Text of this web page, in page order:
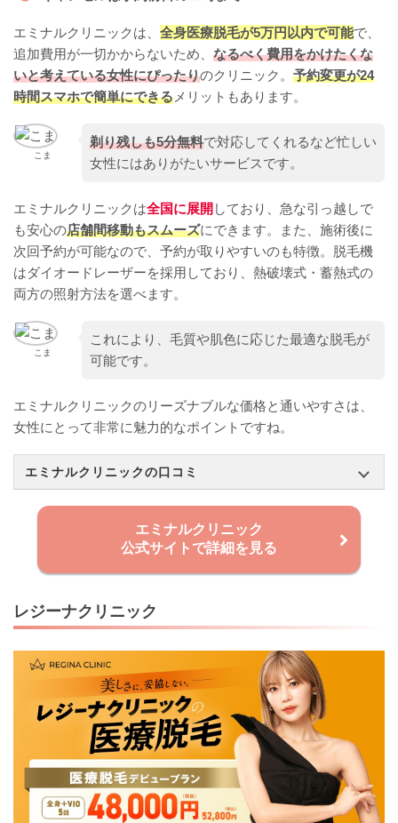
エミナルクリニックは、 全身医療脱毛が5万円以内で可能で、
追加費用が一切かからないため、 なるべく費用をかけたくな
いと考えている女性にぴったりのクリニック。 予約変更が24
時間スマホで簡単にできる メリットもあります。
こま
剃り残しも5分無料で対応してくれるなど忙しい
女性にはありがたいサービスです。
エミナルクリニックは全国に展開 しており、急な引っ越しで
も安心の店舗間移動もスムーズにできます。また、施術後に
次回予約が可能なので、予約が取りやすいのも特徴。脱毛機
はダイオードレーザーを採用しており、熱破壊式・蓄熱式の
両方の照射方法を選べます。
こま
これにより、毛質や肌色に応じた最適な脱毛が
可能です。
エミナルクリニックのリーズナブルな価格と通いやすさは、
女性にとって非常に魅力的なポイントですね。
エミナルクリニックの口コミ
エミナルクリニック
公式サイトで詳細を見る
レジーナクリニック